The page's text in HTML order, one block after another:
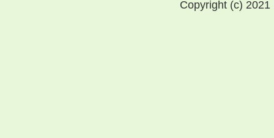
Copyright (c)